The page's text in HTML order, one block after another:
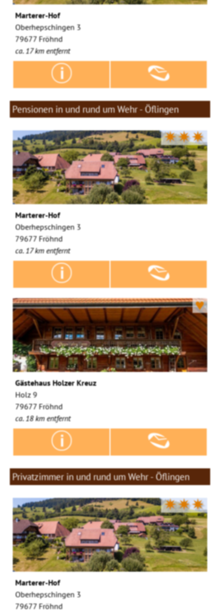
Marterer-Hof
Oberhepschingen 3
79677 Fröhnd
ca. 17 km entfernt
Pensionen in und rund um Wehr - Öflingen
✷✷✷
Marterer-Hof
Oberhepschingen 3
79677 Fröhnd
ca. 17 km entfernt
♥
Gästehaus Holzer Kreuz
Holz 9
79677 Fröhnd
ca. 18 km entfernt
Privatzimmer in und rund um Wehr - Öflingen
✷✷✷
Marterer-Hof
Oberhepschingen 3
79677 Fröhnd